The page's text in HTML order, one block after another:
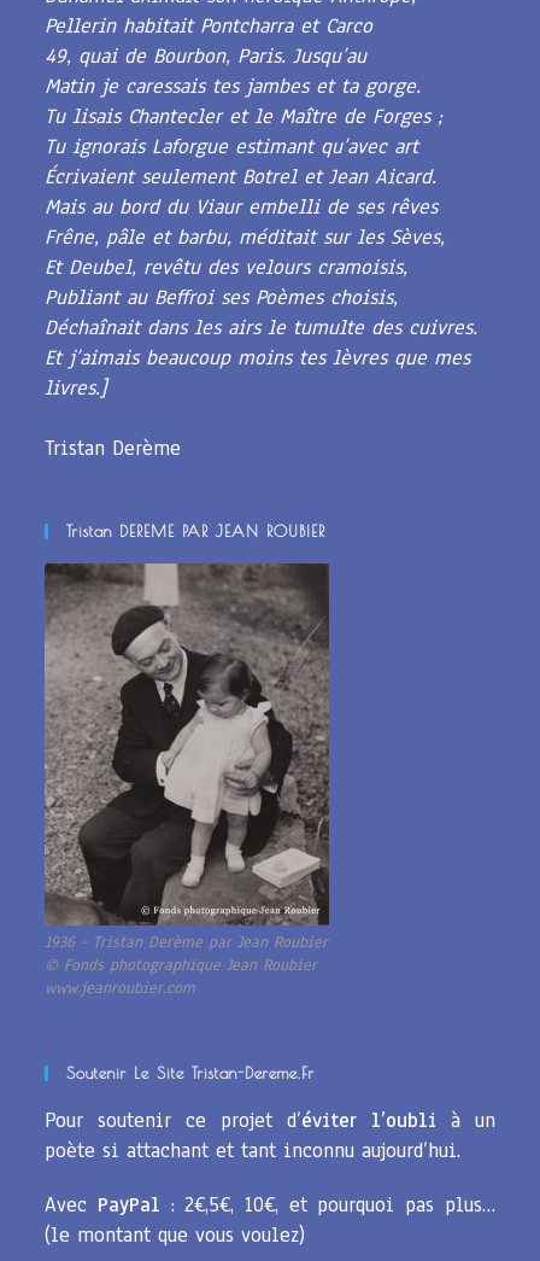
Pellerin habitait Pontcharra et Carco
49, quai de Bourbon, Paris. Jusqu’au
Matin je caressais tes jambes et ta gorge.
Tu lisais Chantecler et le Maître de Forges ;
Tu ignorais Laforgue estimant qu’avec art
Écrivaient seulement Botrel et Jean Aicard.
Mais au bord du Viaur embelli de ses rêves
Frêne, pâle et barbu, méditait sur les Sèves,
Et Deubel, revêtu des velours cramoisis,
Publiant au Beffroi ses Poèmes choisis,
Déchaînait dans les airs le tumulte des cuivres.
Et j’aimais beaucoup moins tes lèvres que mes
livres.]
Tristan Derème
Tristan DEREME PAR JEAN ROUBIER
1936 - Tristan Derème par Jean Roubier
© Fonds photographique Jean Roubier
www.jeanroubier.com
Soutenir Le Site Tristan-Dereme.fr
Pour soutenir ce projet d’éviter l’oubli à un
poète si attachant et tant inconnu aujourd’hui.
Avec PayPal : 2€,5€, 10€, et pourquoi pas plus…
(le montant que vous voulez)